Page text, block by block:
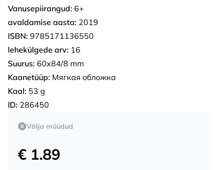
Vanusepiirangud: 6+
avaldamise aasta: 2019
ISBN: 9785171136550
lehekülgede arv: 16
Suurus: 60x84/8 mm
Kaanetüüp: Мягкая обложка
Kaal: 53 g
ID: 286450
Välja müüdud
€ 1.89